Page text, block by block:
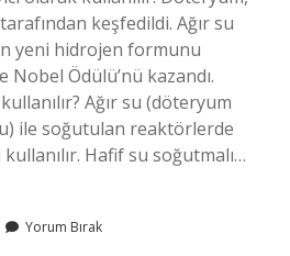
keşfedildi. Ağır su
yeni hidrojen formunu
Nobel Ödülü’nü kazandı.
Ağır su (döteryum
ile soğutulan reaktörlerde
Hafif su soğutmalı…
Yorum Bırak